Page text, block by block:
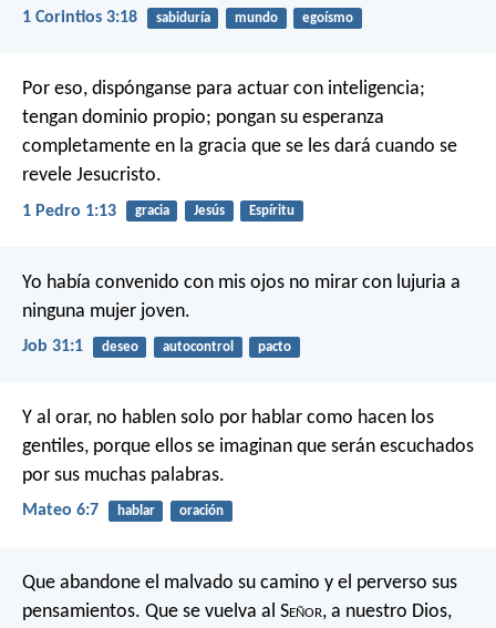
1 Corintios 3:18 sabiduría mundo egoísmo
Por eso, dispónganse para actuar con inteligencia;
tengan dominio propio; pongan su esperanza
completamente en la gracia que se les dará cuando se
revele Jesucristo.
1 Pedro 1:13 gracia Jesús Espíritu
Yo había convenido con mis ojos no mirar con lujuria a
ninguna mujer joven.
Job 31:1 deseo autocontrol pacto
Y al orar, no hablen solo por hablar como hacen los
gentiles, porque ellos se imaginan que serán escuchados
por sus muchas palabras.
Mateo 6:7 hablar oración
Que abandone el malvado su camino y el perverso sus
pensamientos. Que se vuelva al Señor, a nuestro Dios,